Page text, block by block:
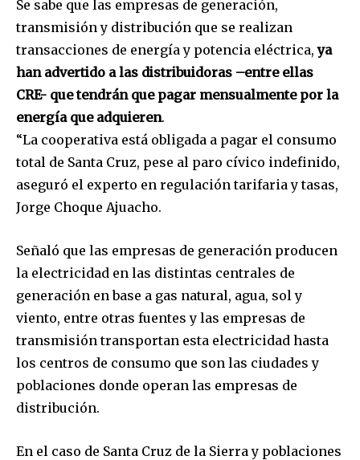
Se sabe que las empresas de generación,
transmisión y distribución que se realizan
transacciones de energía y potencia eléctrica,ya
han advertido a las distribuidoras –entre ellas
CRE- que tendrán que pagar mensualmente por la
energía que adquieren.
“La cooperativa está obligada a pagar el consumo
total de Santa Cruz, pese al paro cívico indefinido,
aseguró el experto en regulación tarifaria y tasas,
Jorge Choque Ajuacho.
Señaló que las empresas de generación producen
la electricidad en las distintas centrales de
generación en base a gas natural, agua, sol y
viento, entre otras fuentes y las empresas de
transmisión transportan esta electricidad hasta
los centros de consumo que son las ciudades y
poblaciones donde operan las empresas de
distribución.
En el caso de Santa Cruz de la Sierra y poblaciones